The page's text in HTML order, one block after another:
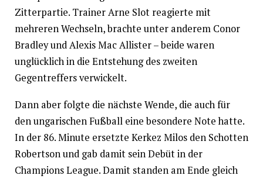
Zitterpartie. Trainer Arne Slot reagierte mit
mehreren Wechseln, brachte unter anderem Conor
Bradley und Alexis Mac Allister – beide waren
unglücklich in die Entstehung des zweiten
Gegentreffers verwickelt.
Dann aber folgte die nächste Wende, die auch für
den ungarischen Fußball eine besondere Note hatte.
In der 86. Minute ersetzte Kerkez Milos den Schotten
Robertson und gab damit sein Debüt in der
Champions League. Damit standen am Ende gleich